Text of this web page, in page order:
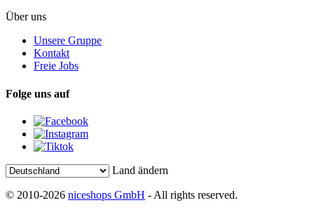
Über uns
Unsere Gruppe
Kontakt
Freie Jobs
Folge uns auf
Land ändern
© 2010-2026 niceshops GmbH - All rights reserved.